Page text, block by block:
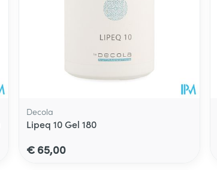
Decola
Lipeq 10 Gel 180
€ 65,00